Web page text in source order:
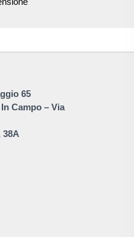
65
Campo – Via
38A